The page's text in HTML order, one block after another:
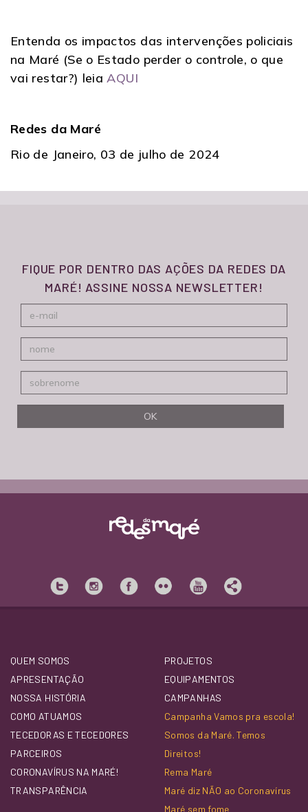
Entenda os impactos das intervenções policiais
na Maré (Se o Estado perder o controle, o que
vai restar?) leiaAQUI
Redes da Maré
Rio de Janeiro, 03 de julho de 2024
FIQUE POR DENTRO DAS AÇÕES DA REDES DA
MARÉ! ASSINE NOSSA NEWSLETTER!
QUEM SOMOS
APRESENTAÇÃO
NOSSA HISTÓRIA
COMO ATUAMOS
TECEDORAS E TECEDORES
PARCEIROS
CORONAVÍRUS NA MARÉ!
TRANSPARÊNCIA
PROJETOS
EQUIPAMENTOS
CAMPANHAS
Campanha Vamos pra escola!
Somos da Maré. Temos
Direitos!
Rema Maré
Maré diz NÃO ao Coronavírus
Maré sem fome